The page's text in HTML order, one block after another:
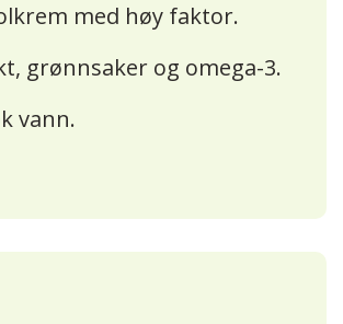
med høy faktor.
grønnsaker og omega-3.
vann.